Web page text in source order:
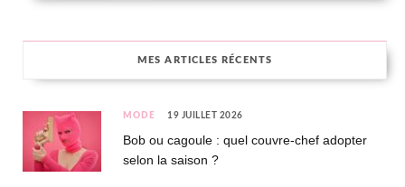
MES ARTICLES RÉCENTS
MODE 19 JUILLET 2026
Bob ou cagoule : quel couvre-chef adopter
selon la saison ?